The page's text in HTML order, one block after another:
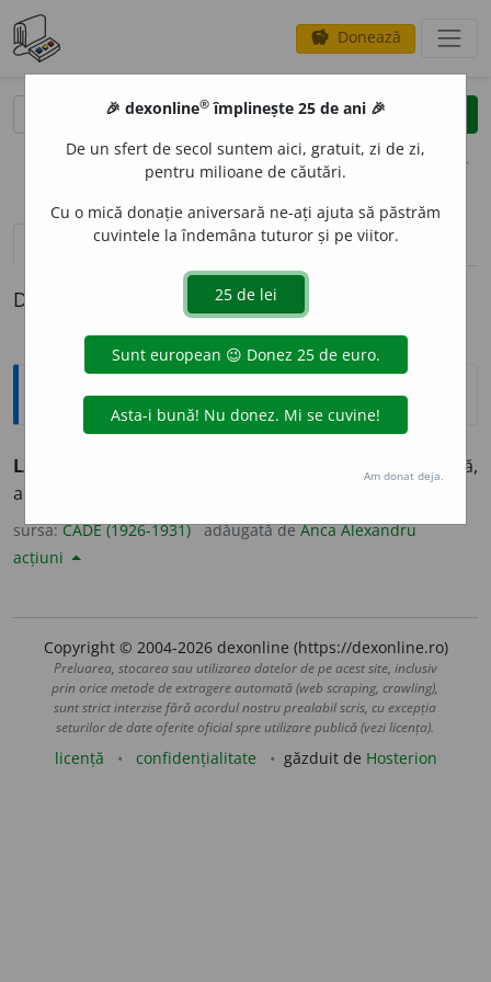
savings Donează
clear
opțiuni
definiții (1)
Definiția cu ID-ul 1340749:
Explicative DEX
LAISSER FAIRE, LAISSER PASSER
) = A lăsa să se facă,
a lăsa să treacă. A avea libertate deplină.
sursa:CADE (1926-1931) adăugată deAnca Alexandru
acțiuni
Copyright © 2004-2026 dexonline (https://dexonline.ro)
Preluarea, stocarea sau utilizarea datelor de pe acest site, inclusiv
prin orice metode de extragere automată (web scraping, crawling),
sunt strict interzise fără acordul nostru prealabil scris, cu excepția
seturilor de date oferite oficial spre utilizare publică (vezi licența).
licență confidențialitate găzduit de Hosterion
🎉 dexonline® împlinește 25 de ani 🎉
De un sfert de secol suntem aici, gratuit, zi de zi,
pentru milioane de căutări.
Cu o mică donație aniversară ne-ați ajuta să păstrăm
cuvintele la îndemâna tuturor și pe viitor.
Am donat deja.